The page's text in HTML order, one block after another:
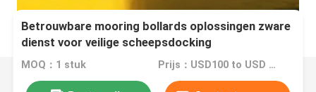
Betrouwbare mooring bollards oplossingen zware
dienst voor veilige scheepsdocking
MOQ：1 stuk Prijs：USD100 to USD 2680 One Piece